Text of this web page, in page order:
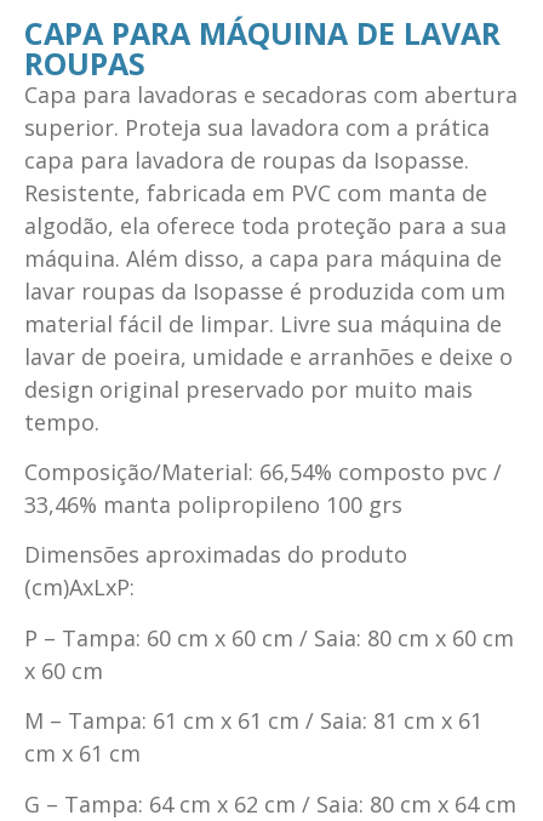
CAPA PARA MÁQUINA DE LAVAR
ROUPAS
Capa para lavadoras e secadoras com abertura
superior. Proteja sua lavadora com a prática
capa para lavadora de roupas da Isopasse.
Resistente, fabricada em PVC com manta de
algodão, ela oferece toda proteção para a sua
máquina. Além disso, a capa para máquina de
lavar roupas da Isopasse é produzida com um
material fácil de limpar. Livre sua máquina de
lavar de poeira, umidade e arranhões e deixe o
design original preservado por muito mais
tempo.
Composição/Material: 66,54% composto pvc /
33,46% manta polipropileno 100 grs
Dimensões aproximadas do produto
(cm)AxLxP:
P – Tampa: 60 cm x 60 cm / Saia: 80 cm x 60 cm
x 60 cm
M – Tampa: 61 cm x 61 cm / Saia: 81 cm x 61
cm x 61 cm
G – Tampa: 64 cm x 62 cm / Saia: 80 cm x 64 cm